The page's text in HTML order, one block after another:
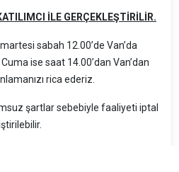
İ LE GERÇ EKLEŞTİ Rİ Lİ R.
sabah 12.00’de Van’da
ise saat 14.00’dan Van’dan
rica ederiz.
şartlar sebebiyle faaliyeti iptal